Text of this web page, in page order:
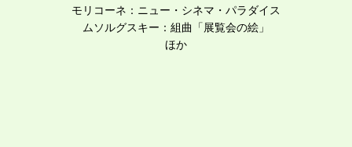
モリコーネ：ニュー・ シネマ・パラダイス
ムソルグスキー：組曲「展覧会の絵」
ほか